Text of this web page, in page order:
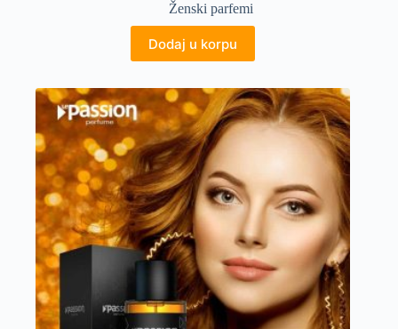
Ženski parfemi
Dodaj u korpu